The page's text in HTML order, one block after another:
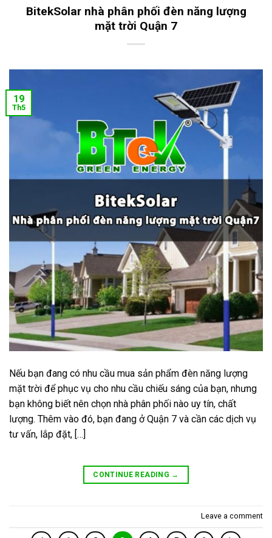
BitekSolar nhà phân phối đèn năng lượng
mặt trời Quận 7
19
Th5
Nếu bạn đang có nhu cầu mua sản phẩm đèn năng lượng
mặt trời để phục vụ cho nhu cầu chiếu sáng của bạn, nhưng
bạn không biết nên chọn nhà phân phối nào uy tín, chất
lượng. Thêm vào đó, bạn đang ở Quận 7 và cần các dịch vụ
tư vấn, lắp đặt, […]
CONTINUE READING →
Leave a comment